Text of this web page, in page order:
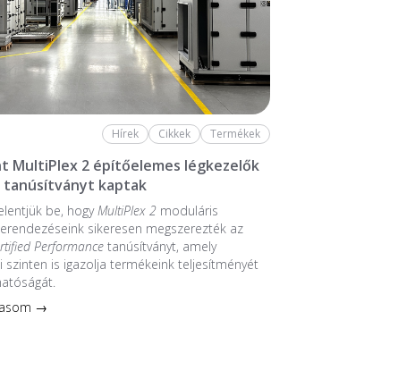
Hírek Cikkek Termékek
MultiPlex 2 építőelemes légkezelők
tanúsítványt kaptak
be, hogyMultiPlex 2 moduláris
sikeresen megszerezték az
Performance tanúsítványt, amely
szinten is igazolja termékeink teljesítményét
→